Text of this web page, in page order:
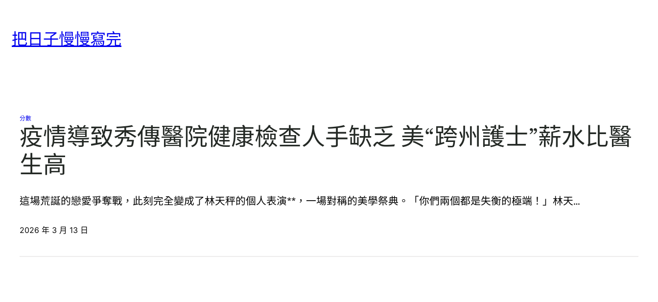
把日子慢慢寫完
分數
疫情導致秀傳醫院健康檢查人手缺乏 美“跨州護士”薪水比醫
生高
這場荒誕的戀愛爭奪戰，此刻完全變成了林天秤的個人表演**，一場對稱的美學祭典。「你們兩個都是失衡的極端！」林天…
2026 年 3 月 13 日